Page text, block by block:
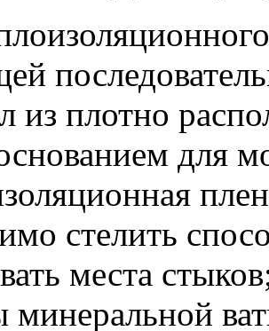
из плотно
для
стелить
места
минеральной